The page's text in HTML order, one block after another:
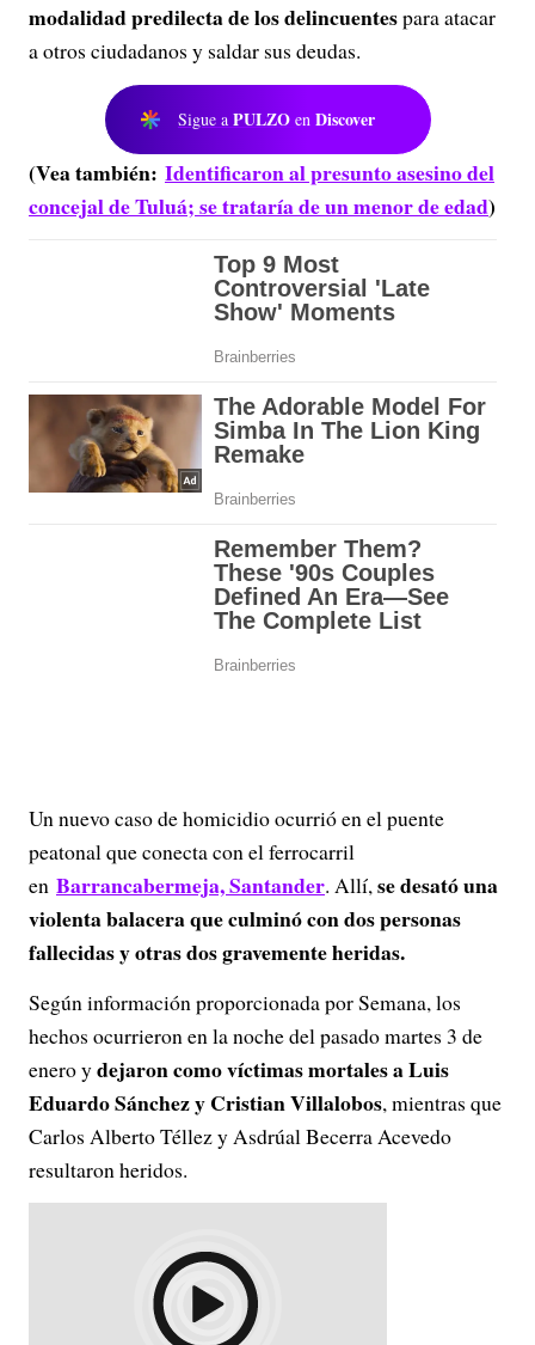
modalidad predilecta de los delincuentespara atacar
a otros ciudadanos y saldar sus deudas.
Sigue a PULZO en Discover
(Vea también: Identificaron al presunto asesino del
concejal de Tuluá; se trataría de un menor de edad)
Un nuevo caso de homicidio ocurrió en el puente
peatonal que conecta con el ferrocarril
en Barrancabermeja, Santander. Allí,se desató una
violenta balacera que culminó con dos personas
fallecidas y otras dos gravemente heridas.
Según información proporcionada por Semana, los
hechos ocurrieron en la noche del pasado martes 3 de
enero ydejaron como víctimas mortales a Luis
Eduardo Sánchez y Cristian Villalobos, mientras que
Carlos Alberto Téllez y Asdrúal Becerra Acevedo
resultaron heridos.